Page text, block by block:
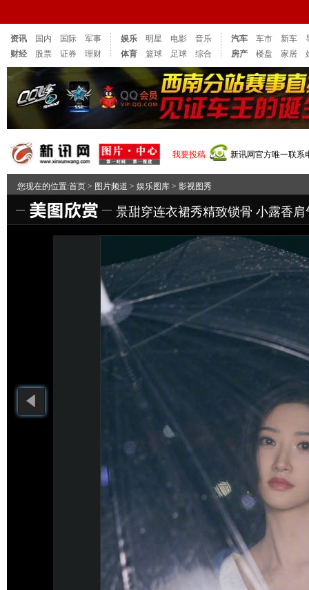
资讯 国内 国际
军事
财经
股票 证券 理财
娱乐 明星 电影
音乐
体育
篮球 足球 综合
汽车 车市 新车
房产
楼盘 家居
我要投稿 新讯网官方唯一联系
您现在的位置:首页 > 图片频道 > 娱乐图库 > 影视图秀
景甜穿连衣裙秀精致锁骨 小露香